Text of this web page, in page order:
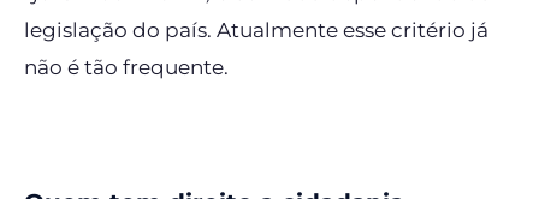
legislação do país. Atualmente esse critério já
não é tão frequente.